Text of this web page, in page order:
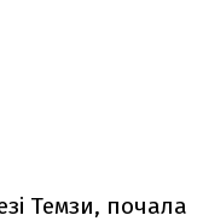
Темзи, почала